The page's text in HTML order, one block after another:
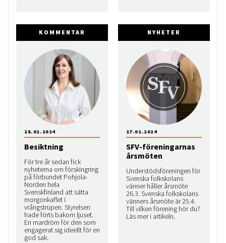
KOMMENTAR
Besiktning
För tre år sedan fick
nyheterna om förskingring
på förbundet Pohjola­-
Norden hela
Svenskfinland att sätta
morgonkaffet i
vrångstrupen. Styrelsen
hade förts bakom ljuset.
En mardröm för den som
engagerat sig ideellt för en
god sak.
28.02.2024
NYHETER
SFV-föreningarnas
årsmöten
Understödsföreningen för
Svenska folkskolans
vänner håller årsmöte
26.3. Svenska folkskolans
vänners årsmöte är 25.4.
Till vilken förening hör du?
Läs mer i artikeln.
27.02.2024